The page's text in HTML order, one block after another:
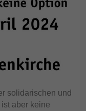
solidarischen und
aber keine